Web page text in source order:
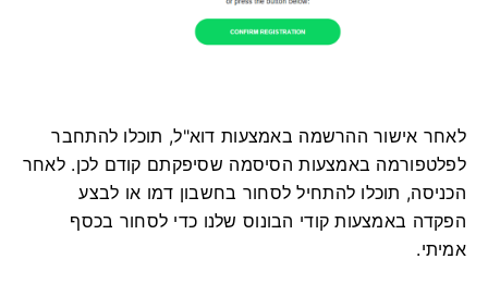
לאחר אישור ההרשמה באמצעות דוא"ל, תוכלו להתחבר
לפלטפורמה באמצעות הסיסמה שסיפקתם קודם לכן. לאחר
הכניסה, תוכלו להתחיל לסחור בחשבון דמו או לבצע
הפקדה באמצעות קודי הבונוס שלנו כדי לסחור בכסף
אמיתי.